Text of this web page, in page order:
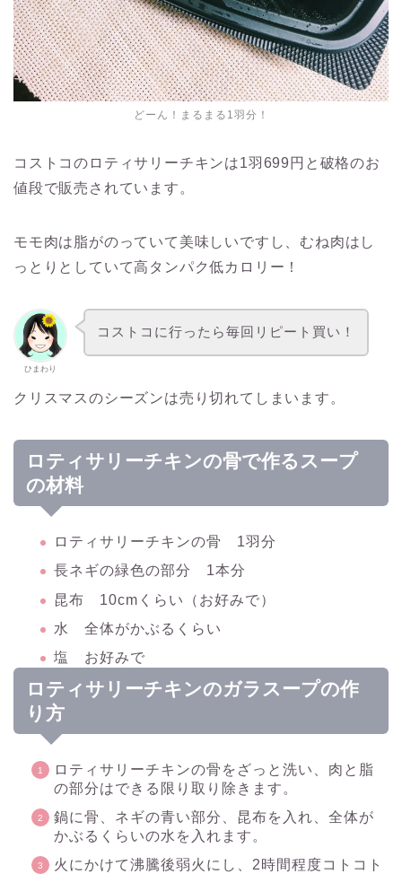
どーん！まるまる1羽分！
コストコのロティサリーチキンは1羽699円と破格のお
値段で販売されています。
モモ肉は脂がのっていて美味しいですし、むね肉はし
っとりとしていて高タンパク低カロリー！
ひまわり
コストコに行ったら毎回リピート買い！
クリスマスのシーズンは売り切れてしまいます。
ロティサリーチキンの骨で作るスープ
の材料
ロティサリーチキンの骨 1羽分
長ネギの緑色の部分 1本分
昆布 10cmくらい（お好みで）
水 全体がかぶるくらい
塩 お好みで
ロティサリーチキンのガラスープの作
り方
ロティサリーチキンの骨をざっと洗い、肉と脂
の部分はできる限り取り除きます。
鍋に骨、ネギの青い部分、昆布を入れ、全体が
かぶるくらいの水を入れます。
火にかけて沸騰後弱火にし、2時間程度コトコト